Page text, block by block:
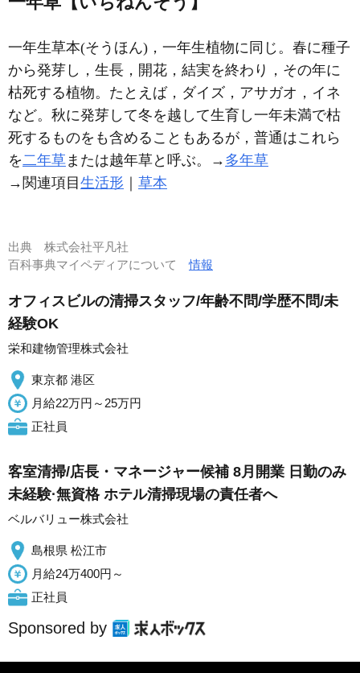
一年生草本(そうほん)，一年生植物に同じ。春に種子
から発芽し，生長，開花，結実を終わり，その年に
枯死する植物。たとえば，ダイズ，アサガオ，イネ
など。秋に発芽して冬を越して生育し一年未満で枯
死するものをも含めることもあるが，普通はこれら
を二年草または越年草と呼ぶ。→ 多年草
→関連項目 生活形 草本
出典 株式会社平凡社
百科事典マイペディアについて情報
オフィスビルの清掃スタッフ/年齢不問/学歴不問/未
経験OK
栄和建物管理株式会社
東京都 港区
月給22万円～25万円
正社員
客室清掃/店長・マネージャー候補 8月開業 日勤のみ
未経験·無資格 ホテル清掃現場の責任者へ
ベルバリュー株式会社
島根県 松江市
月給24万400円～
正社員
Sponsored by